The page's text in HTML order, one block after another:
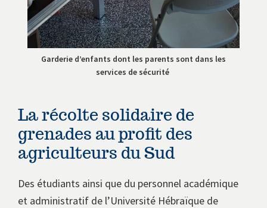
Garderie d’enfants dont les parents sont dans les
services de sécurité
La récolte solidaire de
grenades au profit des
agriculteurs du Sud
Des étudiants ainsi que du personnel académique
et administratif de l’Université Hébraïque de